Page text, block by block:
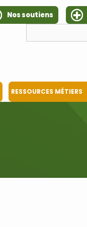
Nos soutiens
RESSOURCES MÉTIERS